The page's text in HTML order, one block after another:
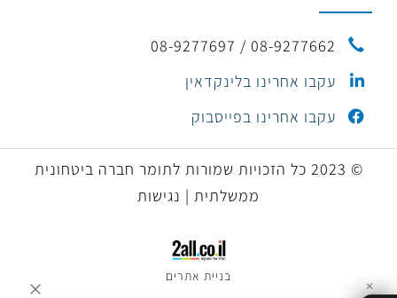
08-9277662 / 08-9277697
עקבו אחרינו בלינקדאין
עקבו אחרינו בפייסבוק
© 2023 כל הזכויות שמורות לתומר חברה ביטחונית
ממשלתית | נגישות
בניית אתרים
✕